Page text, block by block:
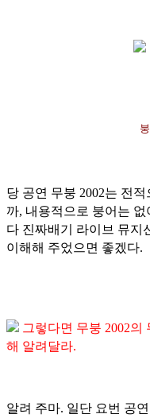
당 공연 무붕 2002는 전
까, 내용적으로 붕어는
다 진짜배기 라이브 뮤지
이해해 주었으면 좋겠다.
그렇다면 무붕 2002
해 알려달라.
알려 주마. 일단 요번 공